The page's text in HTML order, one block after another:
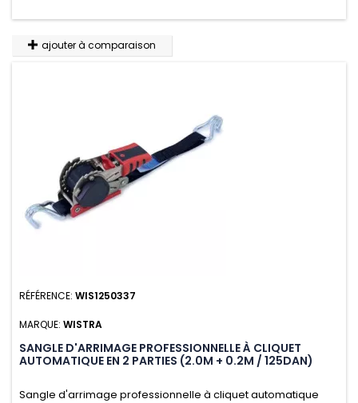
ajouter à comparaison
RÉFÉRENCE: WIS1250337
MARQUE: WISTRA
SANGLE D'ARRIMAGE PROFESSIONNELLE À CLIQUET
AUTOMATIQUE EN 2 PARTIES (2.0M + 0.2M / 125DAN)
Sangle d'arrimage professionnelle à cliquet automatique